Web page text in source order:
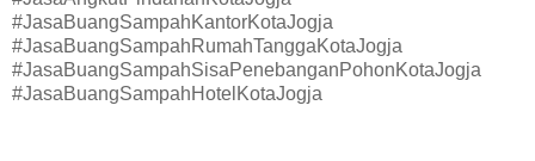
#JasaBuangSampahKantorKotaJogja
#JasaBuangSampahRumahTanggaKotaJogja
#JasaBuangSampahSisaPenebanganPohonKotaJogja
#JasaBuangSampahHotelKotaJogja